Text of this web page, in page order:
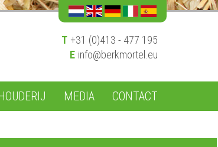
T +31 (0)413 - 477 195
E info@berkmortel.eu
MEDIA CONTACT